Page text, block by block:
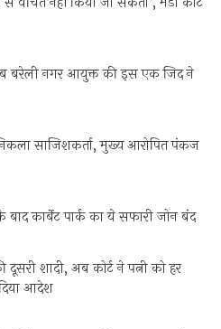
बरेली नगर आयुक्त की इस एक जिद ने
निकला साजिशकर्ता, मुख्य आरोपित पंकज
कार्बेट पार्क का ये सफारी जोन बंद
शादी, अब कोर्ट ने पत्नी को हर
आदेश